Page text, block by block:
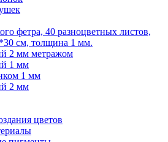
фетра, 40 разноцветных листов,
см, толщина 1 мм.
2 мм метражом
1 мм
1 мм
2 мм
цветов